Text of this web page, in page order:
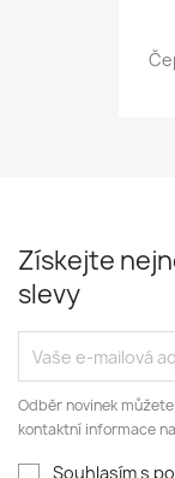
Získejte
slevy
Odběr novinek
kontaktní informace
Souhlasím s